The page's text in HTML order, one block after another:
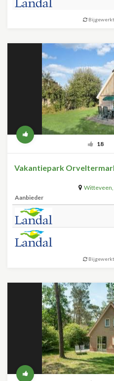
18
Vakantiepark
Witteveen,
Aanbieder